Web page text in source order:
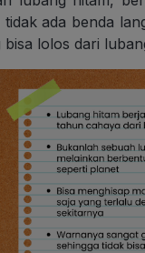
ada benda
lolos dari